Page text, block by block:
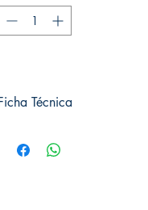
Técnica
Editorial: ECC